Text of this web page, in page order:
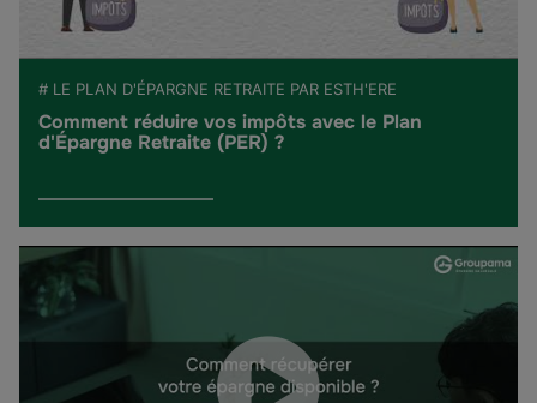
# LE PLAN D'ÉPARGNE RETRAITE PAR ESTH'ERE
Comment réduire vos impôts avec le Plan
d'Épargne Retraite (PER) ?